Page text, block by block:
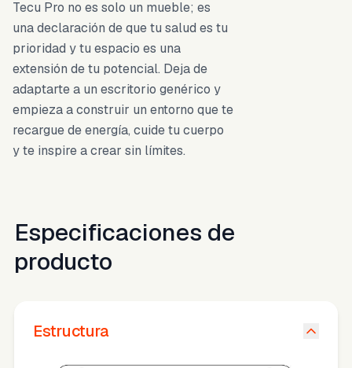
Tecu Pro no es solo un mueble; es
una declaración de que tu salud es tu
prioridad y tu espacio es una
extensión de tu potencial. Deja de
adaptarte a un escritorio genérico y
empieza a construir un entorno que te
recargue de energía, cuide tu cuerpo
y te inspire a crear sin límites.
Especificaciones de
producto
Estructura